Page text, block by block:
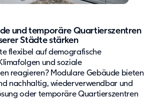
und temporäre Quartierszentren
Städte stärken
flexibel auf demografische
und soziale
reagieren? Modulare Gebäude bieten
nachhaltig, wiederverwendbar und
oder temporäre Quartierszentren